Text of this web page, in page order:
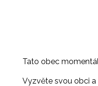
Tato obec
Vyzvěte svou obci